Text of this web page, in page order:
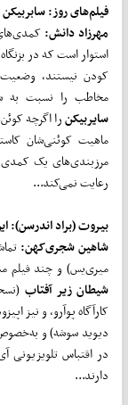
فیلمهای روز:
مهرزاد دانش:کمدی‌های
استوار است که در
کودن نیستند،
مخاطب را نسبت به
سایربیکنرا اگرچه
ماهیت کوئنی‌شان
مرزبندی‌های یک
رعایت نمی‌کند...
بیروت (براد اندرسن):
شاهین شجری‌کهن:
میری‌یس) و چند فیلم
شیطان زیر آفتاب
کارآگاه پوآرو، و نیز
دیوید سوشه) و
در اقتباس تلویزیونی
دارند...